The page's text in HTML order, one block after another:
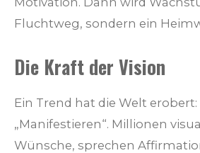
Fluchtweg, sondern ein
Die Kraft der Vision
Ein Trend hat die Welt erobert:
„Manifestieren“. Millionen
Wünsche, sprechen